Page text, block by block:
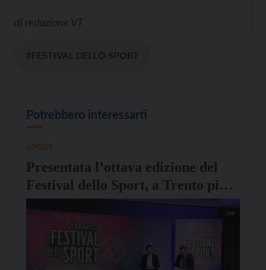
di redazione VT
#FESTIVAL DELLO SPORT
Potrebbero interessarti
Presentata l’ottava edizione del
Festival dello Sport, a Trento più
di 200 campioni